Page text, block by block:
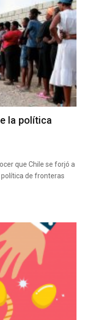
la política
que Chile se forjó a
de fronteras